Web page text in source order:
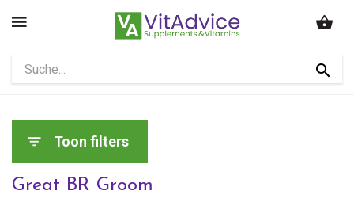
Toon filters
Great BR Groom